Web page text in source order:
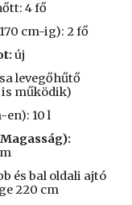
4fő
cm-ig): 2fő
új
levegőhűtő
működik)
en): 10 l
és bal oldali ajtó
220 cm